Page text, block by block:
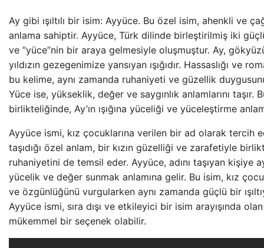
Ay gibi ışıltılı bir isim: Ayyüce. Bu özel isim, ahenkli ve
anlama sahiptir. Ayyüce, Türk dilinde birleştirilmiş iki
ve “yüce”nin bir araya gelmesiyle oluşmuştur. Ay,
yıldızın gezegenimize yansıyan ışığıdır. Hassaslığı ve
bu kelime, aynı zamanda ruhaniyeti ve güzellik
Yüce ise, yükseklik, değer ve saygınlık anlamlarını taşır.
birlikteliğinde, Ay’ın ışığına yüceliği ve yüceleştirme
Ayyüce ismi, kız çocuklarına verilen bir ad olarak tercih
taşıdığı özel anlam, bir kızın güzelliği ve zarafetiyle
ruhaniyetini de temsil eder. Ayyüce, adını taşıyan kişiye
yücelik ve değer sunmak anlamına gelir. Bu isim, kız
ve özgünlüğünü vurgularken aynı zamanda güçlü bir
Ayyüce ismi, sıra dışı ve etkileyici bir isim arayışında
mükemmel bir seçenek olabilir.